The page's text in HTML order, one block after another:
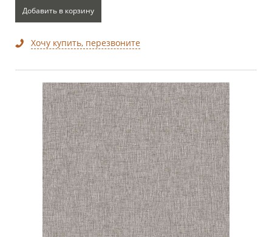
Добавить в корзину
Хочу купить, перезвоните